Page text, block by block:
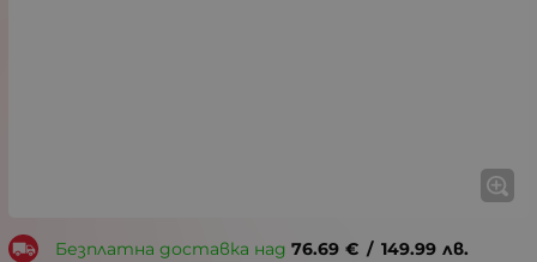
Безплатна доставка над 76.69 € / 149.99 лв.